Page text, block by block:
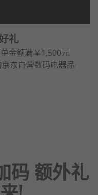
礼
金额满￥1,500元
东自营数码电器品
码 额外礼